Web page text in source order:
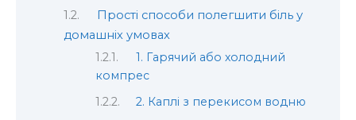
Прості способи полегшити біль у
домашніх умовах
1. Гарячий або холодний
компрес
2. Каплі з перекисом водню